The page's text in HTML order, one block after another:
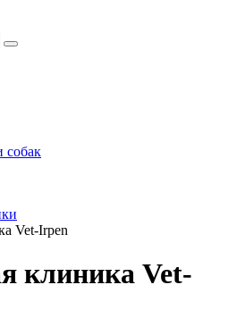
собак
Vet-Irpen
клиника Vet-